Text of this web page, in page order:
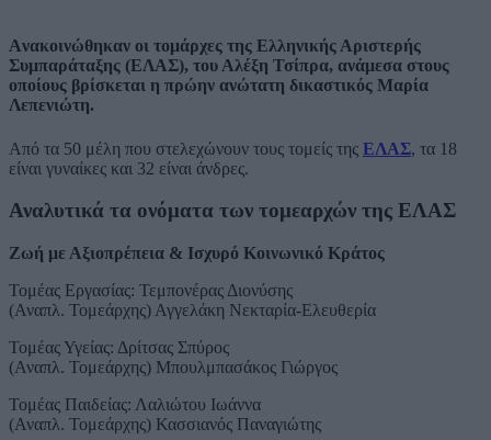
Aνακοινώθηκαν οι τομάρχες της Ελληνικής Αριστερής
Συμπαράταξης (ΕΛΑΣ), του Αλέξη Τσίπρα, ανάμεσα στους
οποίους βρίσκεται η πρώην ανώτατη δικαστικός Μαρία
Λεπενιώτη.
Από τα 50 μέλη που στελεχώνουν τους τομείς της ΕΛΑΣ, τα 18
είναι γυναίκες και 32 είναι άνδρες.
Αναλυτικά τα ονόματα των τομεαρχών της ΕΛΑΣ
Ζωή με Αξιοπρέπεια & Ισχυρό Κοινωνικό Κράτος
Τομέας Εργασίας: Τεμπονέρας Διονύσης
(Αναπλ. Τομεάρχης) Αγγελάκη Νεκταρία-Ελευθερία
Τομέας Υγείας: Δρίτσας Σπύρος
(Αναπλ. Τομεάρχης) Μπουλμπασάκος Γιώργος
Τομέας Παιδείας: Λαλιώτου Ιωάννα
(Αναπλ. Τομεάρχης) Κασσιανός Παναγιώτης